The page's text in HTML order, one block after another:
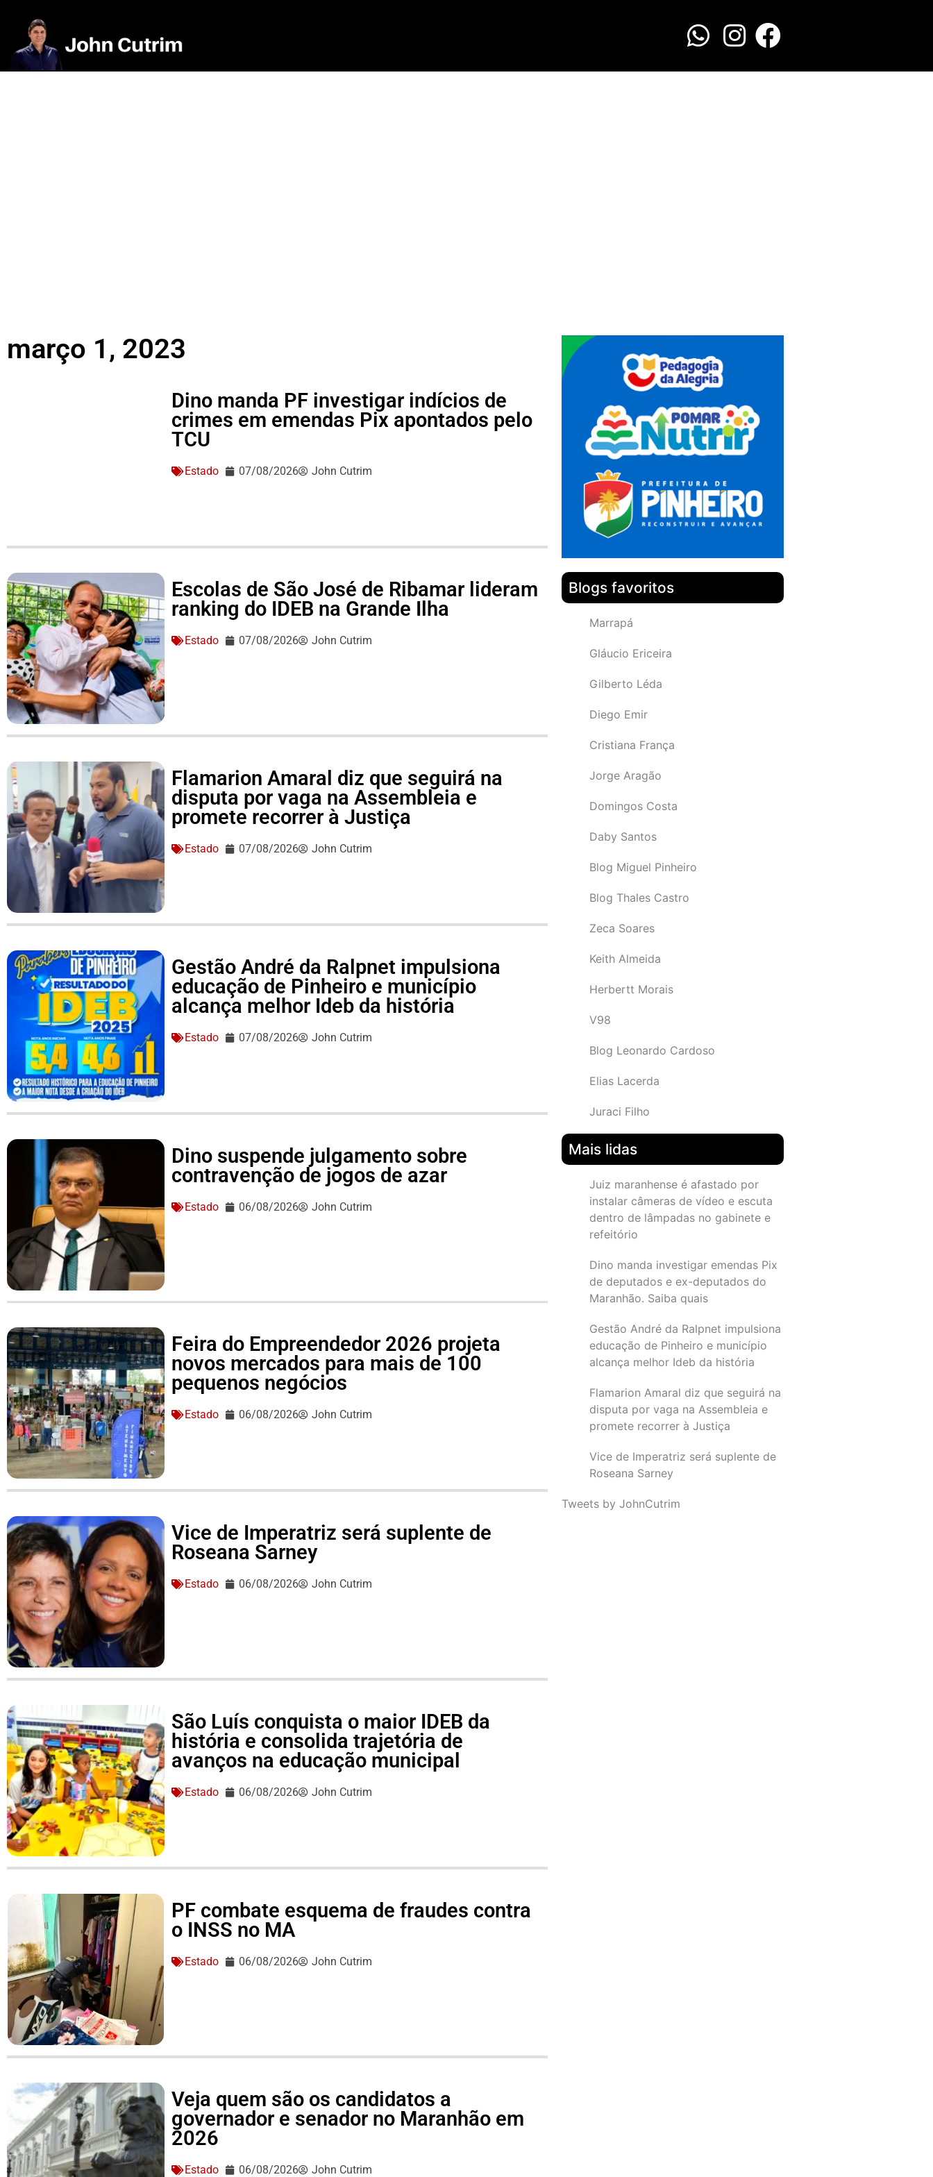
março 1, 2023
Dino manda PF investigar indícios de
crimes em emendas Pix apontados pelo
TCU
Estado 07/08/2026 John Cutrim
Escolas de São José de Ribamar lideram
ranking do IDEB na Grande Ilha
Estado 07/08/2026 John Cutrim
Flamarion Amaral diz que seguirá na
disputa por vaga na Assembleia e
promete recorrer à Justiça
Estado 07/08/2026 John Cutrim
Gestão André da Ralpnet impulsiona
educação de Pinheiro e município
alcança melhor Ideb da história
Estado 07/08/2026 John Cutrim
Dino suspende julgamento sobre
contravenção de jogos de azar
Estado 06/08/2026 John Cutrim
Feira do Empreendedor 2026 projeta
novos mercados para mais de 100
pequenos negócios
Estado 06/08/2026 John Cutrim
Vice de Imperatriz será suplente de
Roseana Sarney
Estado 06/08/2026 John Cutrim
São Luís conquista o maior IDEB da
história e consolida trajetória de
avanços na educação municipal
Estado 06/08/2026 John Cutrim
PF combate esquema de fraudes contra
o INSS no MA
Estado 06/08/2026 John Cutrim
Veja quem são os candidatos a
governador e senador no Maranhão em
2026
Estado 06/08/2026 John Cutrim
Blogs favoritos
Marrapá
Gláucio Ericeira
Gilberto Léda
Diego Emir
Cristiana França
Jorge Aragão
Domingos Costa
Daby Santos
Blog Miguel Pinheiro
Blog Thales Castro
Zeca Soares
Keith Almeida
Herbertt Morais
V98
Blog Leonardo Cardoso
Elias Lacerda
Juraci Filho
Mais lidas
Juiz maranhense é afastado por
instalar câmeras de vídeo e escuta
dentro de lâmpadas no gabinete e
refeitório
Dino manda investigar emendas Pix
de deputados e ex-deputados do
Maranhão. Saiba quais
Gestão André da Ralpnet impulsiona
educação de Pinheiro e município
alcança melhor Ideb da história
Flamarion Amaral diz que seguirá na
disputa por vaga na Assembleia e
promete recorrer à Justiça
Vice de Imperatriz será suplente de
Roseana Sarney
Tweets by JohnCutrim